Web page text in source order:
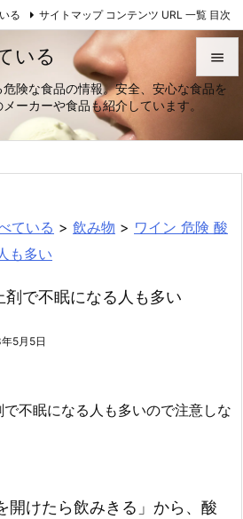
いる
険な食品の情報。安全、安心な食品を
ーカーや食品も紹介しています。




る サイトマップ コンテンツ URL 一覧 目次
ている > 飲み物 > ワイン 危険 酸
も多い
剤で不眠になる人も多い
5月5日
不眠になる人も多いので注意しな
開けたら飲みきる」から、酸